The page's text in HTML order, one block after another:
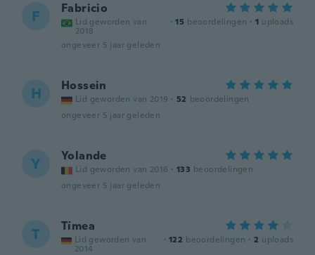
F Fabricio
Lid geworden van
2018
· 15 beoordelingen · 1 uploads
ongeveer 5 jaar geleden
H Hossein
Lid geworden van 2019 · 52 beoordelingen
ongeveer 5 jaar geleden
Y Yolande
Lid geworden van 2016 · 133 beoordelingen
ongeveer 5 jaar geleden
T Tímea
Lid geworden van
2014
· 122 beoordelingen · 2 uploads